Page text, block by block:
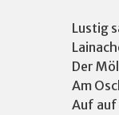
Lustig
Der
Am
Auf auf